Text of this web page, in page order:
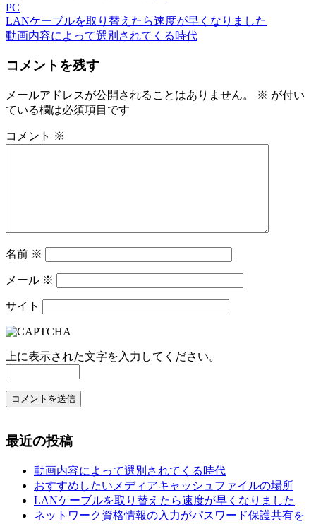
PC
投
稿
ナ
ビ
ゲ
ー
前
の
稿:
LANケーブルを取り替えたら速度が早くなりました
次
投
動画内容によって選別されてくる時代
コメントを残す
メールアドレスが公開されることはありません。 ※ が付い
ている欄は必須項目です
コメント ※
名前 ※
メール ※
サイト
上に表示された文字を入力してください。
最近の投稿
動画内容によって選別されてくる時代
おすすめしたいメディアキャッシュファイルの場所
LANケーブルを取り替えたら速度が早くなりました
ネットワーク資格情報の入力がパスワード保護共有を